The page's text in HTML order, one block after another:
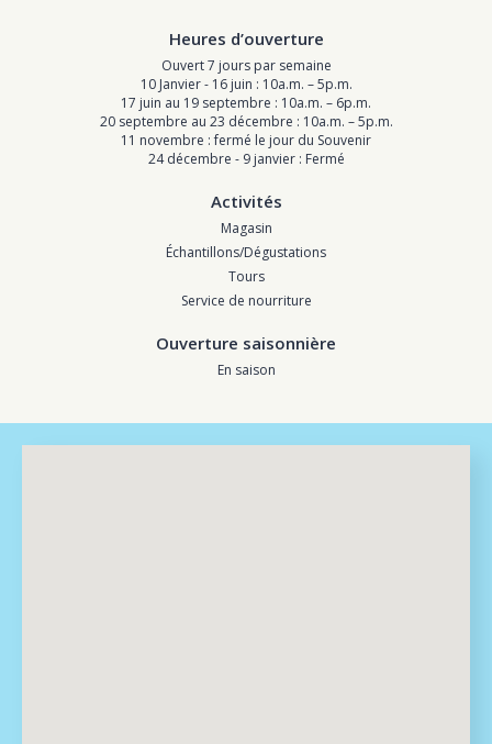
Heures d’ouverture
Ouvert 7 jours par semaine
10 Janvier - 16 juin : 10a.m. – 5p.m.
17 juin au 19 septembre : 10a.m. – 6p.m.
20 septembre au 23 décembre : 10a.m. – 5p.m.
11 novembre : fermé le jour du Souvenir
24 décembre - 9 janvier : Fermé
Activités
Magasin
Échantillons/Dégustations
Tours
Service de nourriture
Ouverture saisonnière
En saison